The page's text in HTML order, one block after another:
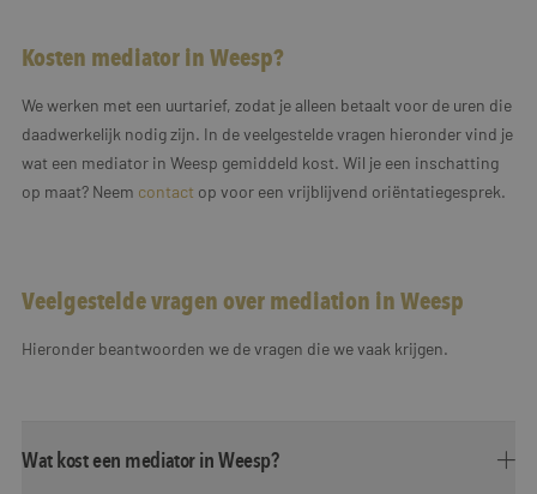
Kosten mediator in Weesp?
We werken met een uurtarief, zodat je alleen betaalt voor de uren die
daadwerkelijk nodig zijn. In de veelgestelde vragen hieronder vind je
wat een mediator in Weesp gemiddeld kost. Wil je een inschatting
op maat? Neem contact op voor een vrijblijvend oriëntatiegesprek.
Veelgestelde vragen over mediation in Weesp
Hieronder beantwoorden we de vragen die we vaak krijgen.
Wat kost een mediator in Weesp?